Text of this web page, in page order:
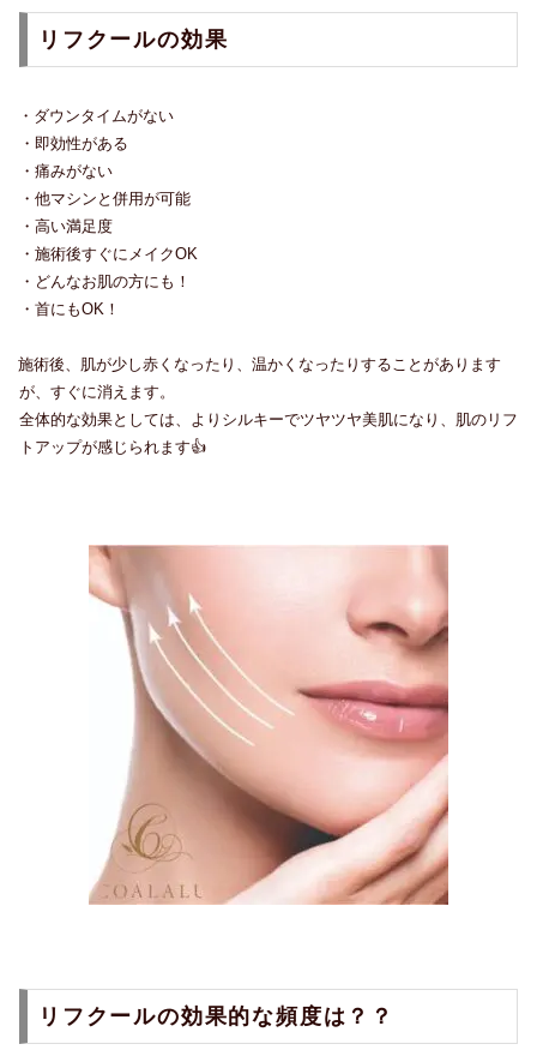
リフクールの効果
・ダウンタイムがない
・即効性がある
・痛みがない
・他マシンと併用が可能
・高い満足度
・施術後すぐにメイクOK
・どんなお肌の方にも！
・首にもOK！
施術後、肌が少し赤くなったり、温かくなったりすることがあります
が、すぐに消えます。
全体的な効果としては、よりシルキーでツヤツヤ美肌になり、肌のリフ
トアップが感じられます👍
リフクールの効果的な頻度は？？